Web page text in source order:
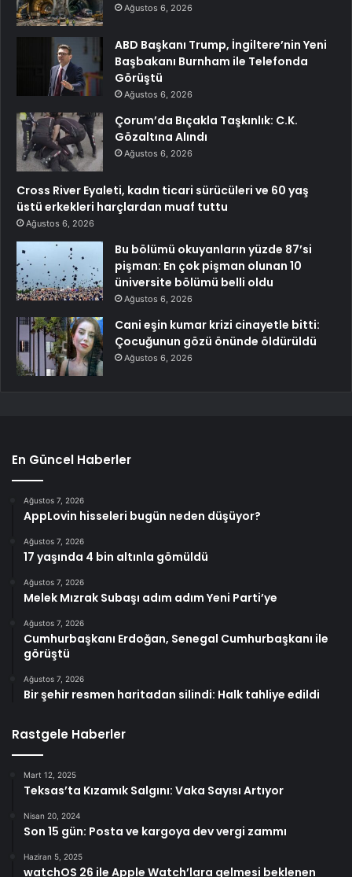
Ağustos 6, 2026
ABD Başkanı Trump, İngiltere’nin Yeni
Başbakanı Burnham ile Telefonda
Görüştü
Ağustos 6, 2026
Çorum’da Bıçakla Taşkınlık: C.K.
Gözaltına Alındı
Ağustos 6, 2026
Cross River Eyaleti, kadın ticari sürücüleri ve 60 yaş
üstü erkekleri harçlardan muaf tuttu
Ağustos 6, 2026
Bu bölümü okuyanların yüzde 87’si
pişman: En çok pişman olunan 10
üniversite bölümü belli oldu
Ağustos 6, 2026
Cani eşin kumar krizi cinayetle bitti:
Çocuğunun gözü önünde öldürüldü
Ağustos 6, 2026
En Güncel Haberler
Ağustos 7, 2026
AppLovin hisseleri bugün neden düşüyor?
Ağustos 7, 2026
17 yaşında 4 bin altınla gömüldü
Ağustos 7, 2026
Melek Mızrak Subaşı adım adım Yeni Parti’ye
Ağustos 7, 2026
Cumhurbaşkanı Erdoğan, Senegal Cumhurbaşkanı ile
görüştü
Ağustos 7, 2026
Bir şehir resmen haritadan silindi: Halk tahliye edildi
Rastgele Haberler
Mart 12, 2025
Teksas’ta Kızamık Salgını: Vaka Sayısı Artıyor
Nisan 20, 2024
Son 15 gün: Posta ve kargoya dev vergi zammı
Haziran 5, 2025
watchOS 26 ile Apple Watch’lara gelmesi beklenen